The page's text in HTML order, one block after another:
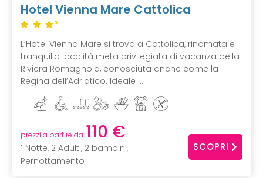
Hotel Vienna Mare Cattolica
S
L’Hotel Vienna Mare si trova a Cattolica, rinomata e
tranquilla località meta privilegiata di vacanza della
Riviera Romagnola, conosciuta anche come la
Regina dell’Adriatico. Ideale ...
prezzi a partire da 110 €
1 Notte, 2 Adulti, 2 bambini,
Pernottamento
SCOPRI